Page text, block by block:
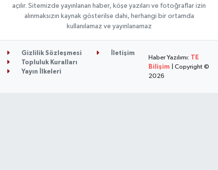
açılır. Sitemizde yayınlanan haber, köşe yazıları ve fotoğraflar izin
alınmaksızın kaynak gösterilse dahi, herhangi bir ortamda
kullanılamaz ve yayınlanamaz
Gizlilik Sözleşmesi
İletişim
Topluluk Kuralları
Yayın İlkeleri
Haber Yazılımı: TE
Bilişim | Copyright ©
2026